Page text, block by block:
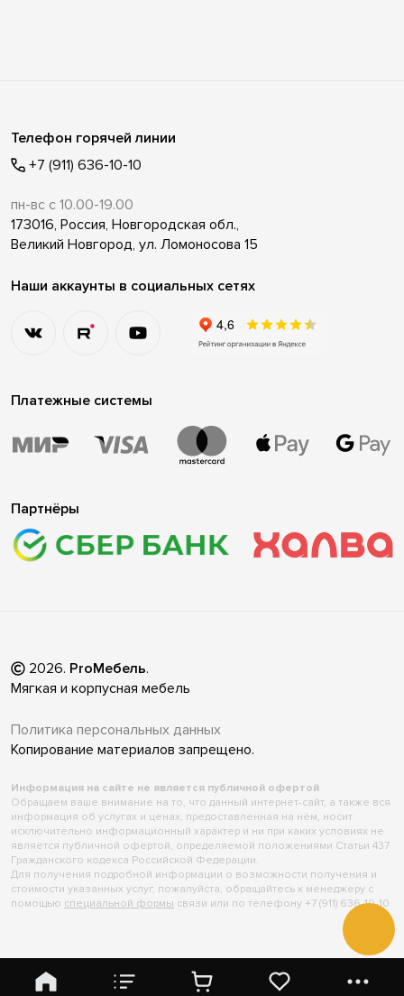
Телефон горячей линии
+7 (911) 636-10-10
пн-вс с 10.00-19.00
173016, Россия, Новгородская обл.,
Великий Новгород, ул. Ломоносова 15
Наши аккаунты в социальных сетях
Платежные системы
Партнёры
2026. ProМебель.
Мягкая и корпусная мебель
Политика персональных данных
Копирование материалов запрещено.
Информация на сайте не является публичной офертой
Обращаем ваше внимание на то, что данный интернет-сайт, а также вся
информация об услугах и ценах, предоставленная на нём, носит
исключительно информационный характер и ни при каких условиях не
является публичной офертой, определяемой положениями Статьи 437
Гражданского кодекса Российской Федерации.
Для получения подробной информации о возможности получения и
стоимости указанных услуг, пожалуйста, обращайтесь к менеджеру с
помощью специальной формы связи или по телефону +7 (911) 636-10-10